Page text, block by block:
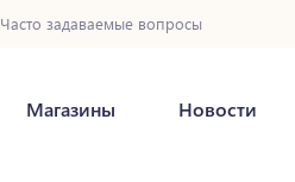
Часто задаваемые вопросы
Магазины Новости